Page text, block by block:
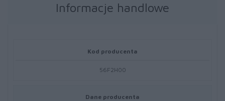
Informacje handlowe
Kod producenta
56F2H00
Dane producenta